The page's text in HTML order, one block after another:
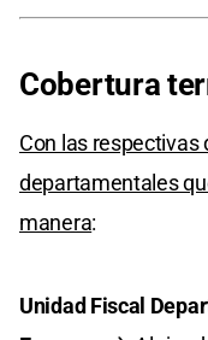
Cobertura
Con las respectivas
departamentales
manera:
Unidad Fiscal